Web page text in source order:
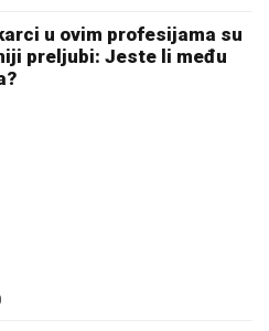
u ovim profesijama su
preljubi: Jeste li među